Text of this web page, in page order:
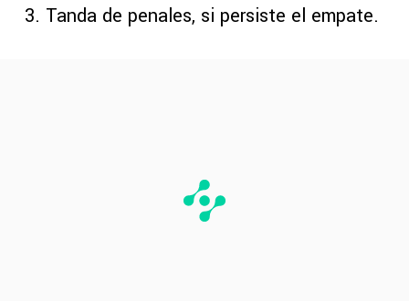
Tanda de penales, si persiste el empate.